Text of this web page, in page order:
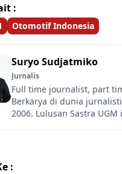
:
Otomotif Indonesia
Suryo Sudjatmiko
Jurnalis
Full time journalist, part
Berkarya di dunia
2006. Lulusan Sastra UGM
: